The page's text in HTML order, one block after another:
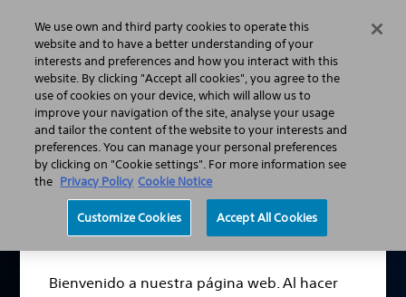
Descargo de
responsabilidad
Bienvenido a nuestra página web. Al hacer
Dolor crónico y dolor neuropático Afecciones de dolor crónico
Dolor pélvico crónico: causas y tratamiento
We use own and third party cookies to operate this
website and to have a better understanding of your
interests and preferences and how you interact with this
website. By clicking "Accept all cookies", you agree to the
use of cookies on your device, which will allow us to
improve your navigation of the site, analyse your usage
and tailor the content of the website to your interests and
preferences. You can manage your personal preferences
by clicking on "Cookie settings". For more information see
the Privacy Policy Cookie Notice
Customize Cookies Accept All Cookies